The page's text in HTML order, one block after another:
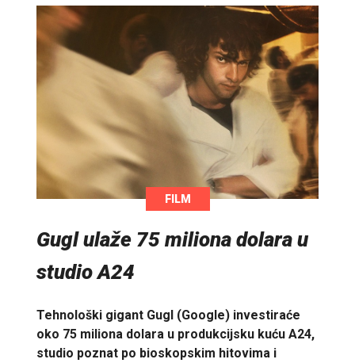
FILM
Gugl ulaže 75 miliona dolara u
studio A24
Tehnološki gigant Gugl (Google) investiraće
oko 75 miliona dolara u produkcijsku kuću A24,
studio poznat po bioskopskim hitovima i